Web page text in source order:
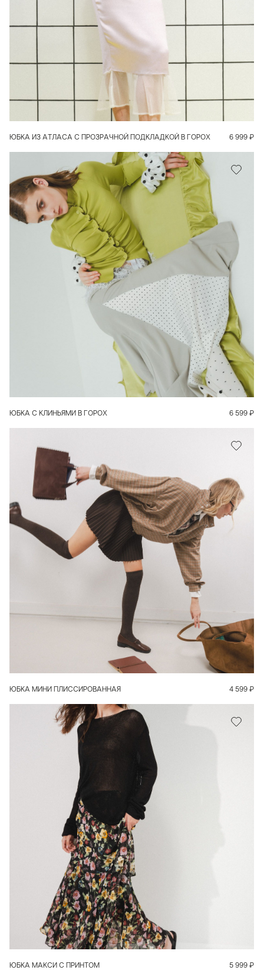
В КОРЗИНУ
ЮБКА ИЗ АТЛАСА С ПРОЗРАЧНОЙ ПОДКЛАДКОЙ В ГОРОХ 6 999 ₽
В КОРЗИНУ
ЮБКА С КЛИНЬЯМИ В ГОРОХ 6 599 ₽
В КОРЗИНУ
ЮБКА МИНИ ПЛИССИРОВАННАЯ 4 599 ₽
В КОРЗИНУ
ЮБКА МАКСИ С ПРИНТОМ 5 999 ₽